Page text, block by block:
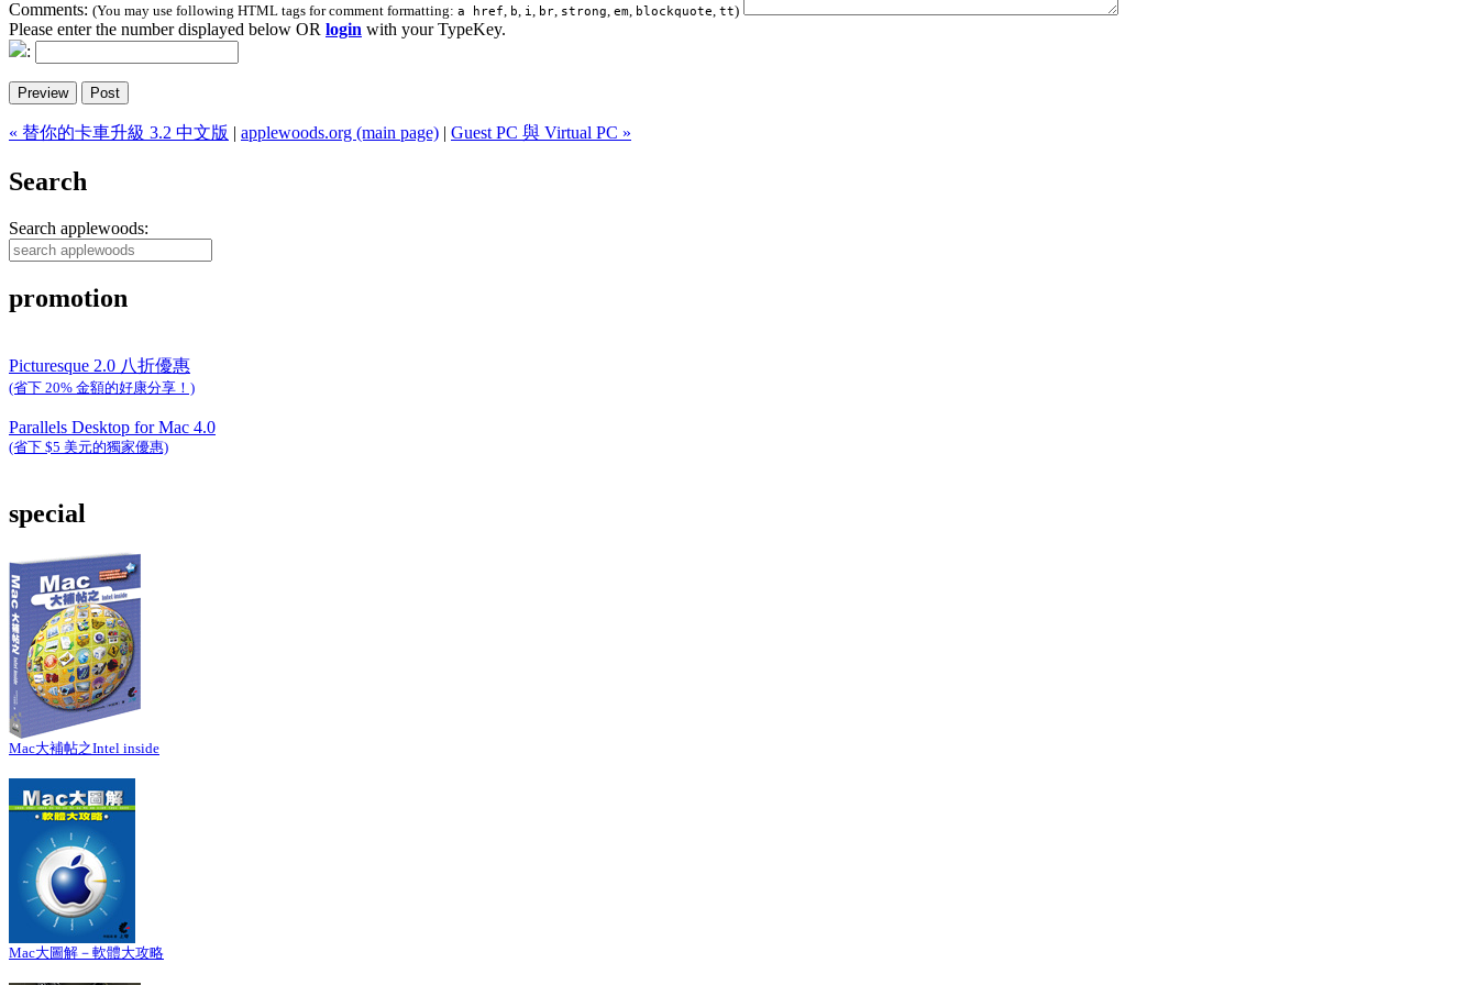
Comments: (You may use following HTML tags for comment formatting: a href, b, i, br, strong, em, blockquote, tt)
Please enter the number displayed below OR login with your TypeKey.
:
« 替你的卡車升級 3.2 中文版 applewoods.org (main page) Guest PC 與 Virtual PC »
Search
Search applewoods:
promotion
Picturesque 2.0 八折優惠
(省下 20% 金額的好康分享！)
Parallels Desktop for Mac 4.0
(省下 $5 美元的獨家優惠)
special
Mac大補帖之Intel inside
Mac大圖解－軟體大攻略